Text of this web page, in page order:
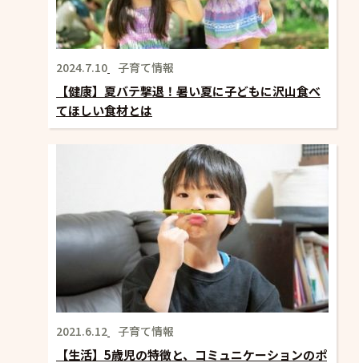
2024.7.10 子育て情報
【健康】夏バテ撃退！暑い夏に子どもに沢山食べ
てほしい食材とは
2021.6.12 子育て情報
【生活】5歳児の特徴と、コミュニケーションのポ